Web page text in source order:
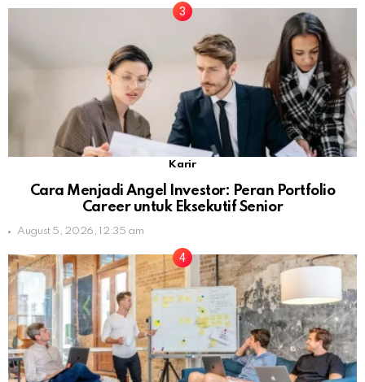
Karir
Cara Menjadi Angel Investor: Peran Portfolio
Career untuk Eksekutif Senior
August 5, 2026, 12:35 am